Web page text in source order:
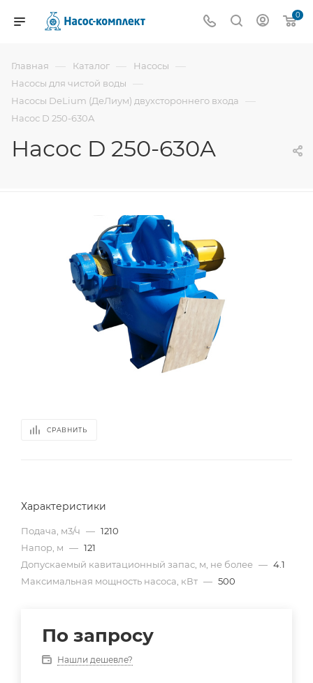
0
Главная — Каталог — Насосы —
Насосы для чистой воды —
Насосы DeLium (ДеЛиум) двухстороннего входа —
Насос D 250-630A
Насос D 250-630A
СРАВНИТЬ
Характеристики
Подача, м3/ч — 1210
Напор, м — 121
Допускаемый кавитационный запас, м, не более — 4.1
Максимальная мощность насоса, кВт — 500
По запросу
Нашли дешевле?